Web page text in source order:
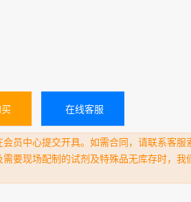
在线客服
员中心提交开具。如需合同，请联系客服
要现场配制的试剂及特殊品无库存时，我